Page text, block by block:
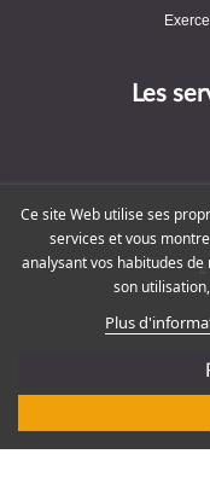
Les
#
Ce site Web utilise ses
services et vous
analysant vos habitudes
son
Plus